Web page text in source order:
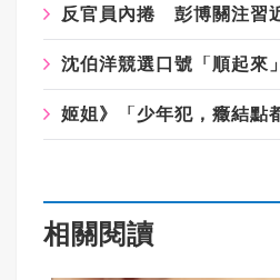
姬姐》「少年犯，癥結點
相關閱讀